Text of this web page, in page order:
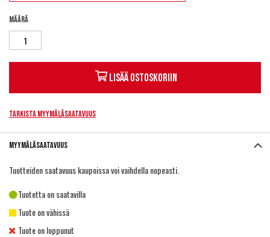
Määrä
Lisää ostoskoriin
Tarkista myymäläsaatavuus
Myymäläsaatavuus
Tuotteiden saatavuus kaupoissa voi vaihdella nopeasti.
Tuotetta on saatavilla
Tuote on vähissä
Tuote on loppunut